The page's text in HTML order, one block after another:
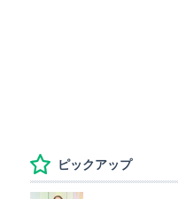
ピックアップ